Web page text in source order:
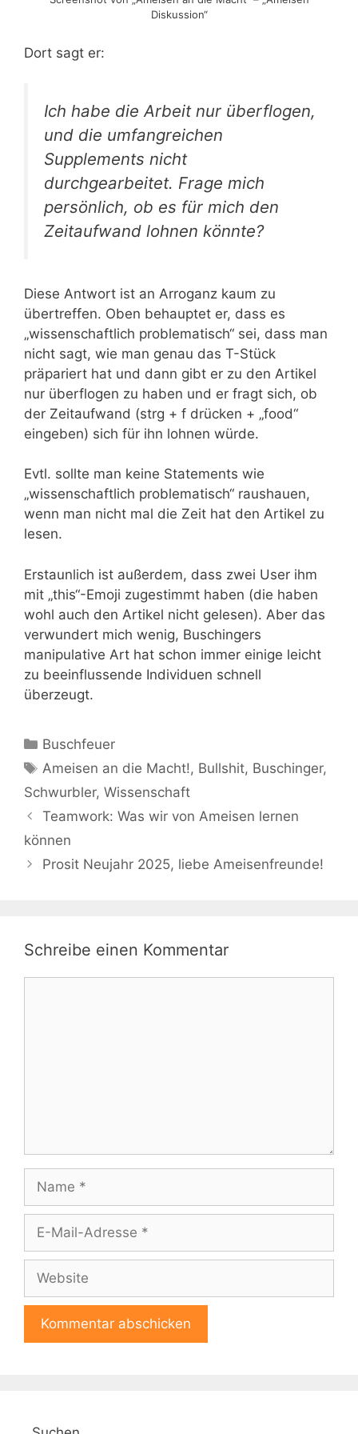
Diskussion“
Dort sagt er:
Ich habe die Arbeit nur überflogen,
und die umfangreichen
Supplements nicht
durchgearbeitet. Frage mich
persönlich, ob es für mich den
Zeitaufwand lohnen könnte?
Diese Antwort ist an Arroganz kaum zu
übertreffen. Oben behauptet er, dass es
„wissenschaftlich problematisch“ sei, dass man
nicht sagt, wie man genau das T-Stück
präpariert hat und dann gibt er zu den Artikel
nur überflogen zu haben und er fragt sich, ob
der Zeitaufwand (strg + f drücken + „food“
eingeben) sich für ihn lohnen würde.
Evtl. sollte man keine Statements wie
„wissenschaftlich problematisch“ raushauen,
wenn man nicht mal die Zeit hat den Artikel zu
lesen.
Erstaunlich ist außerdem, dass zwei User ihm
mit „this“-Emoji zugestimmt haben (die haben
wohl auch den Artikel nicht gelesen). Aber das
verwundert mich wenig, Buschingers
manipulative Art hat schon immer einige leicht
zu beeinflussende Individuen schnell
überzeugt.
Kategorien
Buschfeuer
Schlagwörter
Ameisen an die Macht!, Bullshit, Buschinger,
Schwurbler, Wissenschaft
Teamwork: Was wir von Ameisen lernen
können
Prosit Neujahr 2025, liebe Ameisenfreunde!
Schreibe einen Kommentar
Mail-
Adresse